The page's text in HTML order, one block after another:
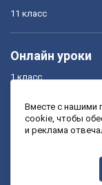
11 класс
Онлайн уроки
1 класс
3 класс
Вместе с нашими
cookie, чтобы
и реклама